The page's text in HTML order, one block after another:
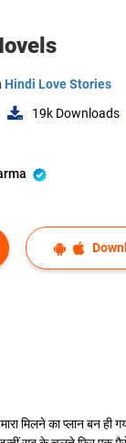
Hindi Love Stories
19k Downloads
मिलने का प्लान बन